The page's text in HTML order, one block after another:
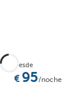
Desde
95/noche